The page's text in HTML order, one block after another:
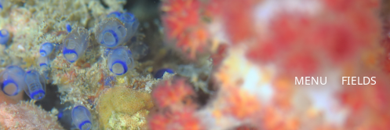
MENU FIELDS